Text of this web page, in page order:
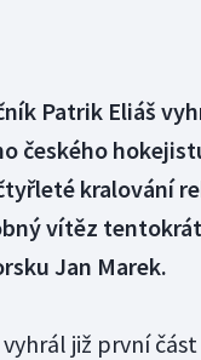
Patrik Eliáš
českého
kralování
vítěz
Jan Marek.
již první